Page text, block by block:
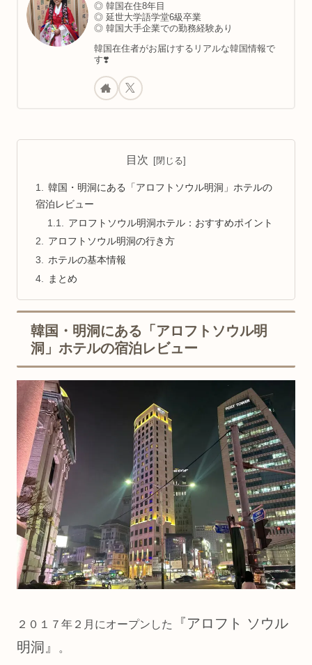
◎ 韓国在住8年目
◎ 延世大学語学堂6級卒業
◎ 韓国大手企業での勤務経験あり
韓国在住者がお届けするリアルな韓国情報で
す❣️
目次
韓国・明洞にある「アロフトソウル明洞」ホテルの
宿泊レビュー
アロフトソウル明洞ホテル：おすすめポイント
アロフトソウル明洞の行き方
ホテルの基本情報
まとめ
韓国・明洞にある「アロフトソウル明
洞」ホテルの宿泊レビュー
２０１７年２月にオープンした
『アロフト ソウル
明洞』
。